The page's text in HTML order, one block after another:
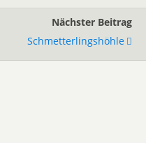
Nächster Beitrag
Schmetterlingshöhle